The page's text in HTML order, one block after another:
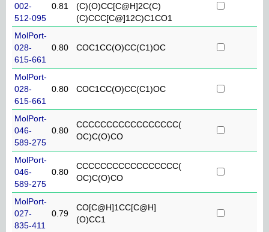
002-
512-095
0.81
(C)(O)CC[C@H]2C(C)
(C)CCC[C@]12C)C1CO1
MolPort-
028-
615-661
0.80 COC1CC(O)CC(C1)OC
MolPort-
028-
615-661
0.80 COC1CC(O)CC(C1)OC
MolPort-
046-
589-275
0.80
CCCCCCCCCCCCCCCCC(
OC)C(O)CO
MolPort-
046-
589-275
0.80
CCCCCCCCCCCCCCCCC(
OC)C(O)CO
MolPort-
027-
835-411
0.79
CO[C@H]1CC[C@H]
(O)CC1